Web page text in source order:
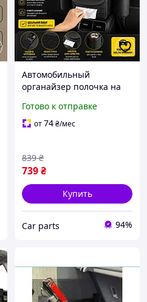
Автомобильный
органайзер полочка на
бортиками эко замш Цвет
Черный
Готово к отправке
от74₴/мес
739₴
839 ₴
Купить
Сar parts 94%